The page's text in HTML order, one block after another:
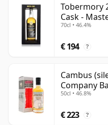
Tobermory
Cask -
70cl • 46.4%
€ 194 ?
Cambus
Company
oud
50cl • 46.8%
€ 223 ?